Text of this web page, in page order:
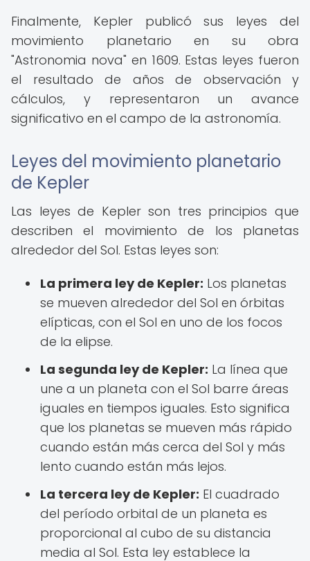
Finalmente, Kepler publicó sus leyes del
movimiento planetario en su obra
"Astronomia nova" en 1609. Estas leyes fueron
el resultado de años de observación y
cálculos, y representaron un avance
significativo en el campo de la astronomía.
Leyes del movimiento planetario
de Kepler
Las leyes de Kepler son tres principios que
describen el movimiento de los planetas
alrededor del Sol. Estas leyes son:
La primera ley de Kepler: Los planetas
se mueven alrededor del Sol en órbitas
elípticas, con el Sol en uno de los focos
de la elipse.
La segunda ley de Kepler: La línea que
une a un planeta con el Sol barre áreas
iguales en tiempos iguales. Esto significa
que los planetas se mueven más rápido
cuando están más cerca del Sol y más
lento cuando están más lejos.
La tercera ley de Kepler: El cuadrado
del período orbital de un planeta es
proporcional al cubo de su distancia
media al Sol. Esta ley establece la